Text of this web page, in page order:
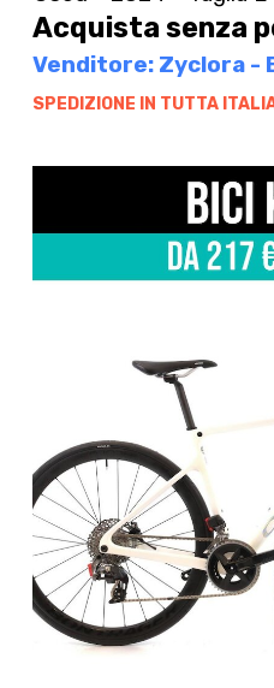
Acquista senza
Venditore: Zyclora -
SPEDIZIONE IN TUTTA